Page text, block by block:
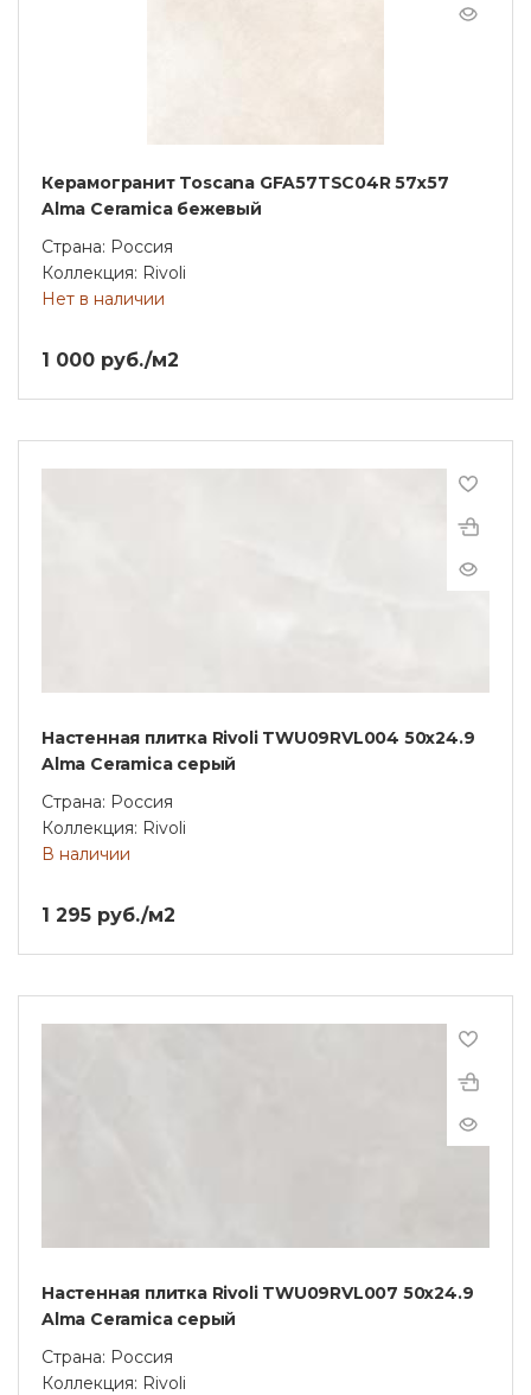
Керамогранит Toscana GFA57TSC04R 57х57
Alma Ceramica бежевый
Страна: Россия
Коллекция: Rivoli
Нет в наличии
1 000 руб./м2
Настенная плитка Rivoli TWU09RVL004 50х24.9
Alma Ceramica серый
Страна: Россия
Коллекция: Rivoli
В наличии
1 295 руб./м2
Настенная плитка Rivoli TWU09RVL007 50х24.9
Alma Ceramica серый
Страна: Россия
Коллекция: Rivoli